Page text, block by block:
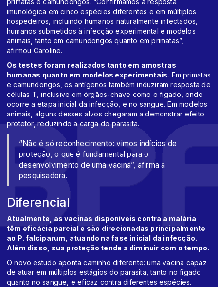
primatas e camundongos. “Confirmamos a resposta
imunológica em cinco espécies diferentes e em múltiplos
hospedeiros, incluindo humanos naturalmente infectados,
humanos submetidos à infecção experimental e modelos
animais, tanto em camundongos quanto em primatas”,
afirmou Caroline.
Os testes foram realizados tanto em amostras
humanas quanto em modelos experimentais. Em primatas
e camundongos, os antígenos também induziram resposta de
células T, inclusive em órgãos-chave como o fígado, onde
ocorre a etapa inicial da infecção, e no sangue. Em modelos
animais, alguns desses alvos chegaram a demonstrar efeito
protetor, reduzindo a carga do parasita.
“Não é só reconhecimento: vimos indícios de
proteção, o que é fundamental para o
desenvolvimento de uma vacina”, afirma a
pesquisadora.
Diferencial
Atualmente, as vacinas disponíveis contra a malária
têm eficácia parcial e são direcionadas principalmente
ao P. falciparum, atuando na fase inicial da infecção.
Além disso, sua proteção tende a diminuir com o tempo.
O novo estudo aponta caminho diferente: uma vacina capaz
de atuar em múltiplos estágios do parasita, tanto no fígado
quanto no sangue, e eficaz contra diferentes espécies.